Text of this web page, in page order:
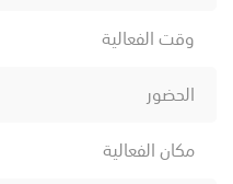
وقت الفعالية
الحضور
مكان الفعالية